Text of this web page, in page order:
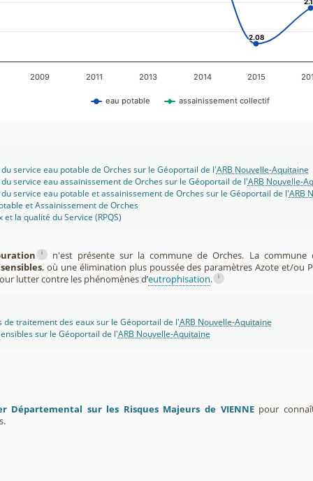
2.08
2.08
eau potable assainissement collectif
2009 2011 2013 2014 2015
service eau potable de Orches sur le Géoportail de l'ARB Nouvelle-Aquitaine
service eau assainissement de Orches sur le Géoportail de l'ARB Nouvelle-
service eau potable et assainissement de Orches sur le Géoportail de l'ARB
et Assainissement de Orches
la qualité du Service (RPQS)
i
n'est présente sur la commune de Orches. La commune
, où une élimination plus poussée des paramètres Azote et/ou
lutter contre les phénomènes d’eutrophisation. i
de traitement des eaux sur le Géoportail de l'ARB Nouvelle-Aquitaine
sur le Géoportail de l'ARB Nouvelle-Aquitaine
Départemental sur les Risques Majeurs de VIENNEpour